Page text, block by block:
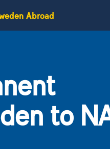
Abroad
to